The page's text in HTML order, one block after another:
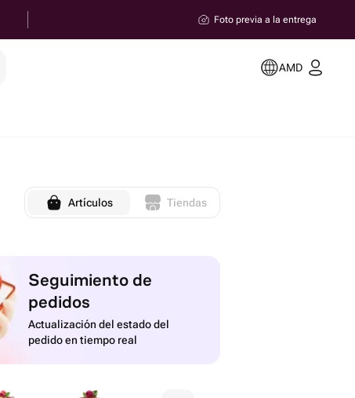
Foto previa a la entrega
AMD
Artículos Tiendas
Seguimiento de
pedidos
Actualización del estado del
pedido en tiempo real